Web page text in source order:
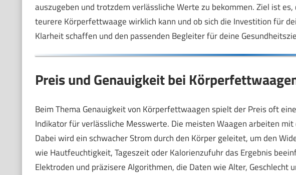
auszugeben und trotzdem verlässliche Werte zu bekommen. Ziel ist
teurere Körperfettwaage wirklich kann und ob sich die Investition für
Klarheit schaffen und den passenden Begleiter für deine
Preis und Genauigkeit bei
Beim Thema Genauigkeit von Körperfettwaagen spielt der Preis oft
Indikator für verlässliche Messwerte. Die meisten Waagen arbeiten mit
Dabei wird ein schwacher Strom durch den Körper geleitet, um den
wie Hautfeuchtigkeit, Tageszeit oder Kalorienzufuhr das Ergebnis
Elektroden und präzisere Algorithmen, die Daten wie Alter, Geschlecht